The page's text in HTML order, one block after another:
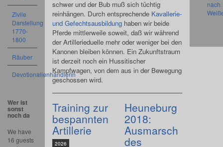
schwer und der Bub muß sich tüchtig
reinhängen. Durch entsprechende Kavallerie-
und Gefechtsausbildunghaben wir beide
Pferde mittlerweile soweit, daß wir während
der Artillerieduelle mehr oder weniger bei den
Kanonen bleiben können. Ein Zukunftstraum
ist derzeit noch ein Hussitischer
Kampfwagen, von dem aus in der Bewegung
geschossen wird.
Training zur
bespannten
Artillerie
2026
Heuneburg
2018:
Ausmarsch
des
Zivile
Darstellung
1770-
1800
Räuber
Devotionalienhändlerin
Wer ist
sonst
noch da
We have
16 guests
nach